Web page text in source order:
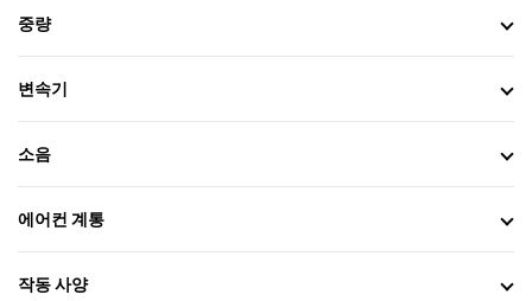
중량
변속기
소음
에어컨 계통
작동 사양